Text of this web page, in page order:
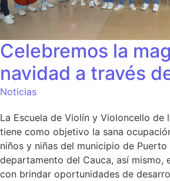
Celebremos la
navidad a través
Noticias
La Escuela de Violín y Violoncello de
tiene como objetivo la sana
niños y niñas del municipio de Puerto
departamento del Cauca, así mismo,
con brindar oportunidades de